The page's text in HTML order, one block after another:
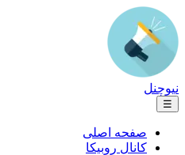
نیوچنل
☰
صفحه اصلی
کانال روبیکا